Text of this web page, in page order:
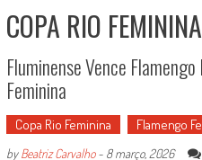
COPA RIO FEMININA
Fluminense Vence
Feminina
Copa Rio Feminina Flamengo
byBeatriz Carvalho- 8 março, 2026